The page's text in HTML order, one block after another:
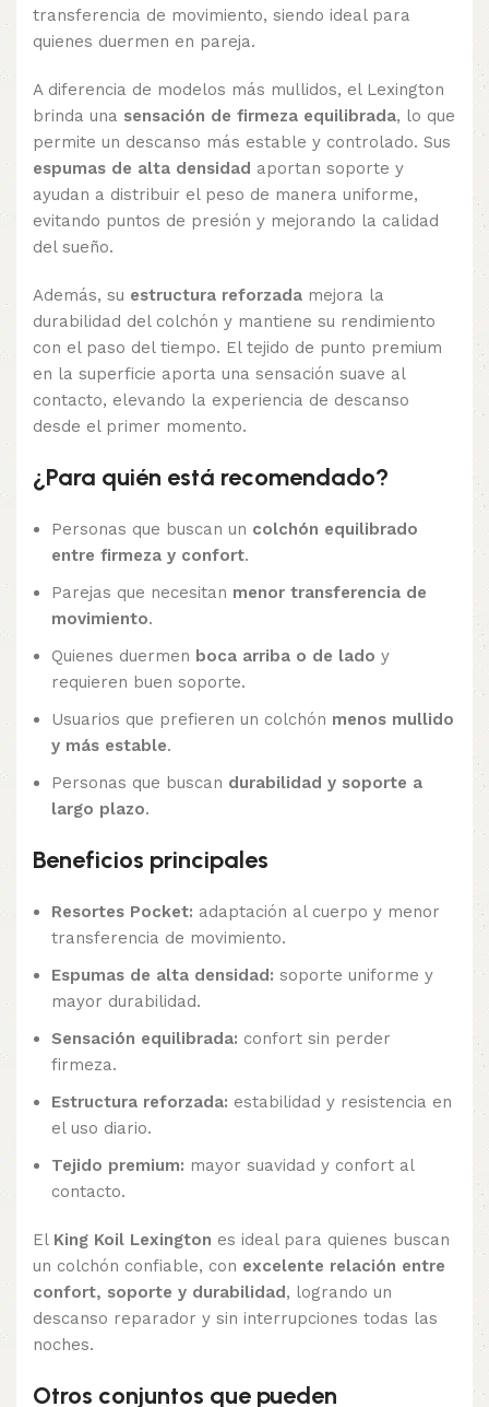
transferencia de movimiento, siendo ideal para
quienes duermen en pareja.
A diferencia de modelos más mullidos, el Lexington
brinda una sensación de firmeza equilibrada, lo que
permite un descanso más estable y controlado. Sus
espumas de alta densidad aportan soporte y
ayudan a distribuir el peso de manera uniforme,
evitando puntos de presión y mejorando la calidad
del sueño.
Además, su estructura reforzada mejora la
durabilidad del colchón y mantiene su rendimiento
con el paso del tiempo. El tejido de punto premium
en la superficie aporta una sensación suave al
contacto, elevando la experiencia de descanso
desde el primer momento.
¿Para quién está recomendado?
Personas que buscan un colchón equilibrado
entre firmeza y confort.
Parejas que necesitan menor transferencia de
movimiento.
Quienes duermen boca arriba o de lado y
requieren buen soporte.
Usuarios que prefieren un colchón menos mullido
y más estable.
Personas que buscan durabilidad y soporte a
largo plazo.
Beneficios principales
Resortes Pocket: adaptación al cuerpo y menor
transferencia de movimiento.
Espumas de alta densidad: soporte uniforme y
mayor durabilidad.
Sensación equilibrada: confort sin perder
firmeza.
Estructura reforzada: estabilidad y resistencia en
el uso diario.
Tejido premium: mayor suavidad y confort al
contacto.
El King Koil Lexington es ideal para quienes buscan
un colchón confiable, con excelente relación entre
confort, soporte y durabilidad, logrando un
descanso reparador y sin interrupciones todas las
noches.
Otros conjuntos que pueden